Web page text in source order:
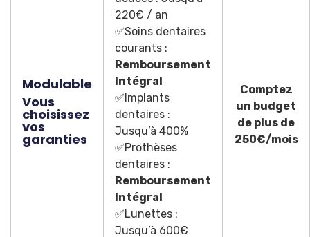
Modulable
Vous
choisissez
vos
garanties
220€ / an
✅Soins dentaires
courants :
Remboursement
Intégral
✅Implants
dentaires :
Jusqu’à 400%
✅Prothèses
dentaires :
Remboursement
Intégral
✅Lunettes :
Jusqu’à 600€
Comptez
un budget
de plus de
250€/mois